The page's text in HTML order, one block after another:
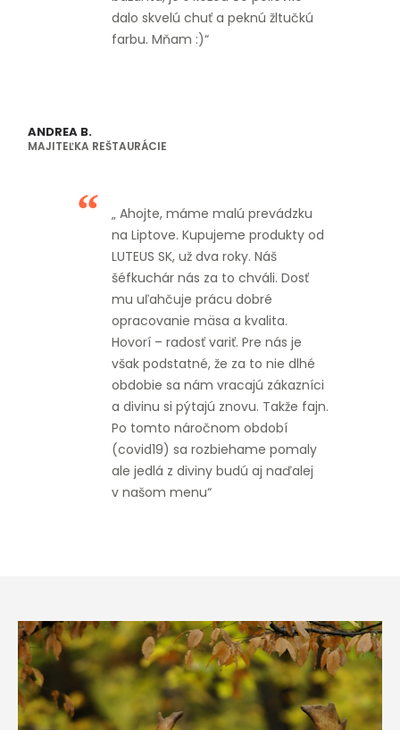
dalo skvelú chuť a peknú žltučkú
farbu. Mňam :)“
ANDREA B.
MAJITEĽKA REŠTAURÁCIE
„ Ahojte, máme malú prevádzku
na Liptove. Kupujeme produkty od
LUTEUS SK, už dva roky. Náš
šéfkuchár nás za to chváli. Dosť
mu uľahčuje prácu dobré
opracovanie mäsa a kvalita.
Hovorí – radosť variť. Pre nás je
však podstatné, že za to nie dlhé
obdobie sa nám vracajú zákazníci
a divinu si pýtajú znovu. Takže fajn.
Po tomto náročnom období
(covid19) sa rozbiehame pomaly
ale jedlá z diviny budú aj naďalej
v našom menu“